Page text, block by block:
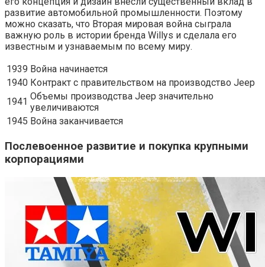
развитие автомобильной промышленности. Поэтому
можно сказать, что Вторая мировая война сыграла
важную роль в истории бренда Willys и сделала его
известным и узнаваемым по всему миру.
1939 Война начинается
1940 Контракт с правительством на производство Jeep
1941 Объемы производства Jeep значительно
увеличиваются
1945 Война заканчивается
Послевоенное развитие и покупка крупными
корпорациями